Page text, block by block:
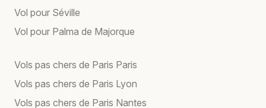
Vol pour Séville
Vol pour Palma de Majorque
Vols pas chers de Paris Paris
Vols pas chers de Paris Lyon
Vols pas chers de Paris Nantes